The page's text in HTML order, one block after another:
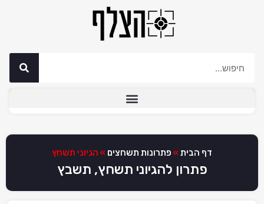
דף הבית » פתרונות תשחצים » הגיוני תשחץ
פתרון להגיוני תשחץ, תשבץ